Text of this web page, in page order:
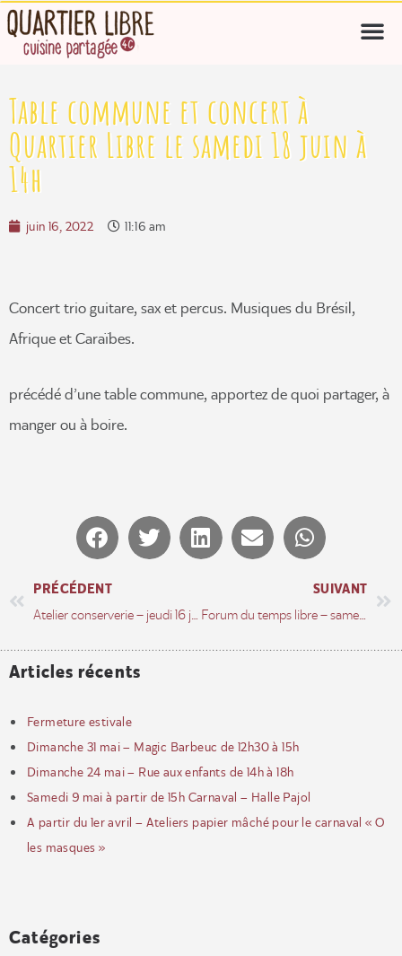
Table commune et concert à
Quartier Libre le samedi 18 juin à
14h
juin 16, 2022 11:16 am
Concert trio guitare, sax et percus. Musiques du Brésil,
Afrique et Caraïbes.
précédé d’une table commune, apportez de quoi partager, à
manger ou à boire.
PRÉCÉDENT
Atelier conserverie – jeudi 16 juin de 14h à 17h
SUIVANT
Forum du temps libre – samedi 10 septembre 10h/18h
Articles récents
Fermeture estivale
Dimanche 31 mai – Magic Barbeuc de 12h30 à 15h
Dimanche 24 mai – Rue aux enfants de 14h à 18h
Samedi 9 mai à partir de 15h Carnaval – Halle Pajol
A partir du 1er avril – Ateliers papier mâché pour le carnaval « O
les masques »
Catégories